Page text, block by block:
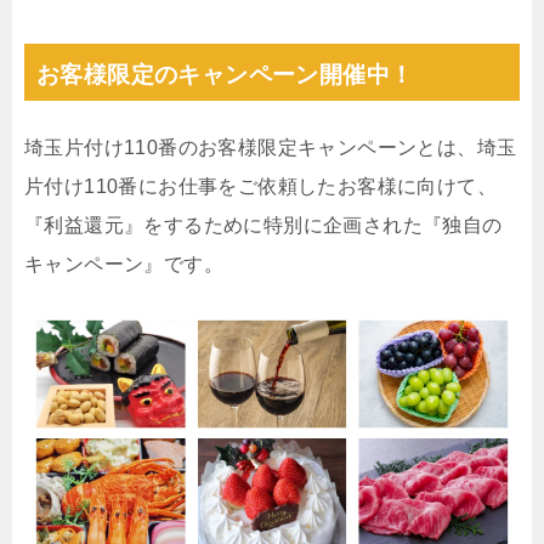
お客様限定のキャンペーン開催中！
埼玉片付け110番のお客様限定キャンペーンとは、埼玉
片付け110番にお仕事をご依頼したお客様に向けて、
『利益還元』をするために特別に企画された『独自の
キャンペーン』です。